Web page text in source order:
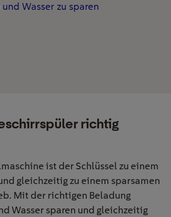
Wasser zu sparen
richtig
ist der Schlüssel zu einem
gleichzeitig zu einem sparsamen
Mit der richtigen Beladung
Wasser sparen und gleichzeitig